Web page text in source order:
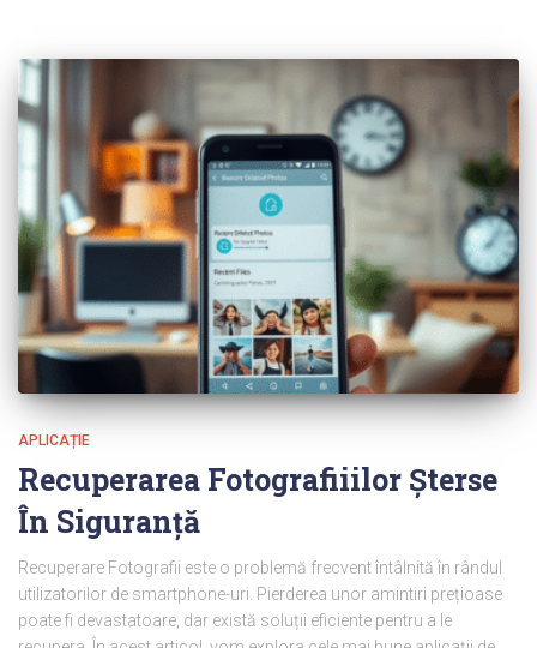
APLICAȚIE
Recuperarea Fotografiiilor Șterse
În Siguranță
Recuperare Fotografii este o problemă frecvent întâlnită în rândul
utilizatorilor de smartphone-uri. Pierderea unor amintiri prețioase
poate fi devastatoare, dar există soluții eficiente pentru a le